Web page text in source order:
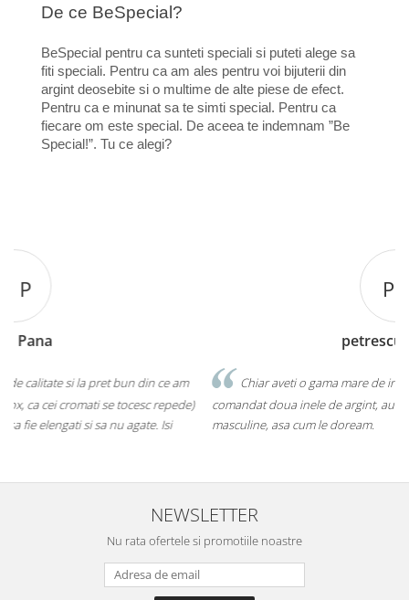
De ce BeSpecial?
BeSpecial pentru ca sunteti speciali si puteti alege sa
fiti speciali. Pentru ca am ales pentru voi bijuterii din
argint deosebite si o multime de alte piese de efect.
Pentru ca e minunat sa te simti special. Pentru ca
fiecare om este special. De aceea te indemnam ”Be
Special!”. Tu ce alegi?
Chiar aveti o gama mare de inele si de argint si de inox. Am
comandat doua inele de argint, au ajuns la timp. Sunt frumoasa si
masculine, asa cum le doream.
NEWSLETTER
Nu rata ofertele si promotiile noastre